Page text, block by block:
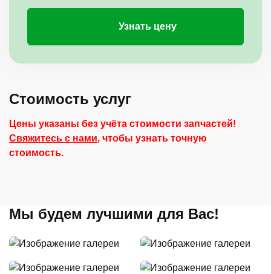
Узнать цену
Стоимость услуг
Цены указаны без учёта стоимости запчастей!
Свяжитесь с нами, чтобы узнать точную
стоимость.
Мы будем лучшими для Вас!